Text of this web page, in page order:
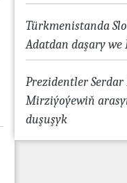
Türkmenistanda
Adatdan daşary
Prezidentler
Mirziýoýewiň
duşuşyk